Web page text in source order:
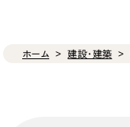
ホーム 建設・建築